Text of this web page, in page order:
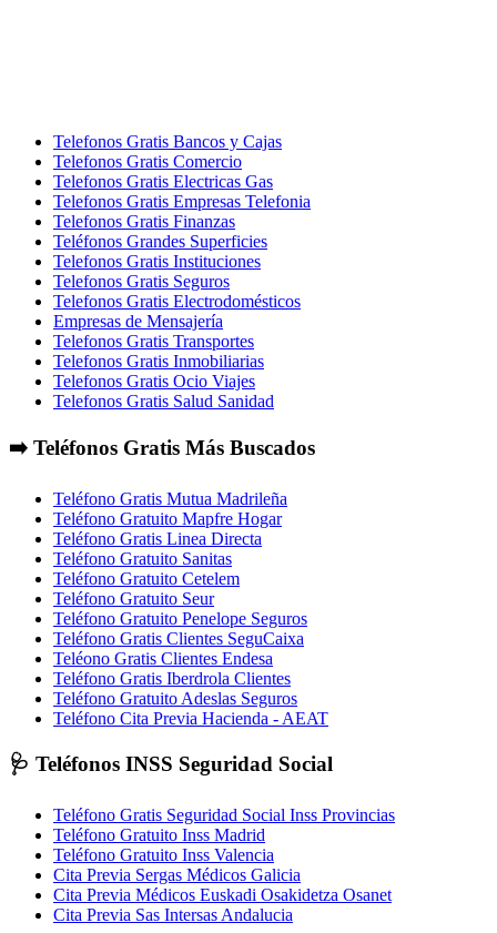
Telefonos Gratis Bancos y Cajas
Telefonos Gratis Comercio
Telefonos Gratis Electricas Gas
Telefonos Gratis Empresas Telefonia
Telefonos Gratis Finanzas
Teléfonos Grandes Superficies
Telefonos Gratis Instituciones
Telefonos Gratis Seguros
Telefonos Gratis Electrodomésticos
Empresas de Mensajería
Telefonos Gratis Transportes
Telefonos Gratis Inmobiliarias
Telefonos Gratis Ocio Viajes
Telefonos Gratis Salud Sanidad
➡️ Teléfonos Gratis Más Buscados
Teléfono Gratis Mutua Madrileña
Teléfono Gratuito Mapfre Hogar
Teléfono Gratis Linea Directa
Teléfono Gratuito Sanitas
Teléfono Gratuito Cetelem
Teléfono Gratuito Seur
Teléfono Gratuito Penelope Seguros
Teléfono Gratis Clientes SeguCaixa
Teléono Gratis Clientes Endesa
Teléfono Gratis Iberdrola Clientes
Teléfono Gratuito Adeslas Seguros
Teléfono Cita Previa Hacienda - AEAT
🩺 Teléfonos INSS Seguridad Social
Teléfono Gratis Seguridad Social Inss Provincias
Teléfono Gratuito Inss Madrid
Teléfono Gratuito Inss Valencia
Cita Previa Sergas Médicos Galicia
Cita Previa Médicos Euskadi Osakidetza Osanet
Cita Previa Sas Intersas Andalucia